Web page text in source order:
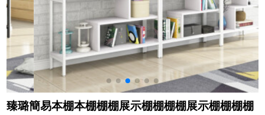
臻璐簡易本棚本棚棚棚展示棚棚棚棚展示棚棚棚棚